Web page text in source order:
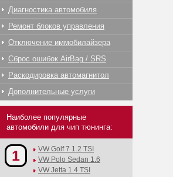
Диагностика автомобиля
Ремонт блоков управления
Отключение иммобилайзера
Сброс ошибок AirBag / SRS
Раскодировка автомагнитол
Дополнительные услуги
Наиболее популярные
автомобили для чип тюнинга:
1
VW Golf 7 1.2 TSI
VW Polo Sedan 1.6
VW Jetta 1.4 TSI